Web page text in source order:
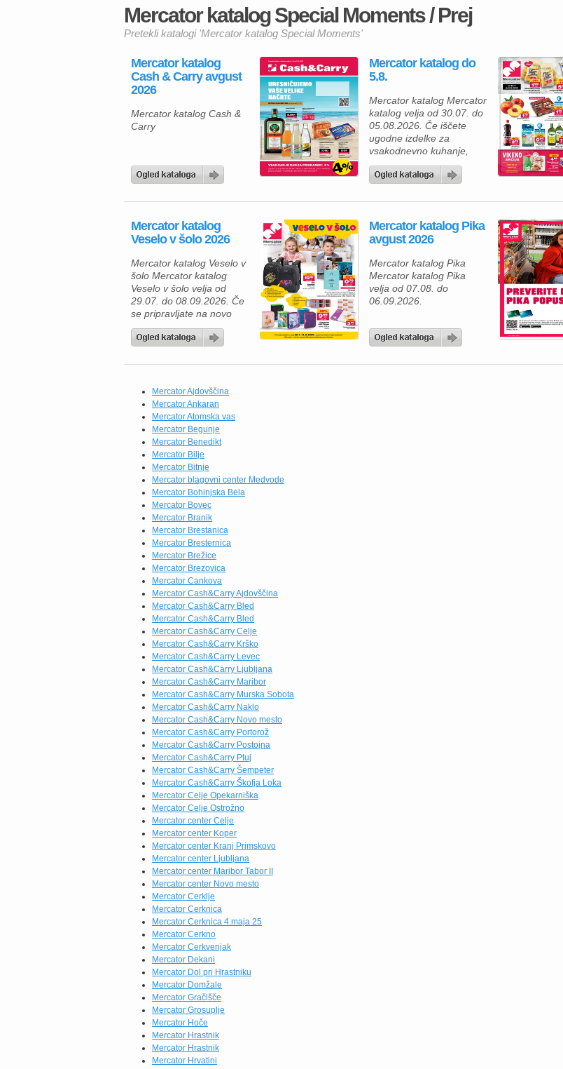
Mercator katalog Special Moments / Prej
Pretekli katalogi 'Mercator katalog Special Moments'
Mercator katalog
Cash & Carry avgust
2026
Mercator katalog Cash &
Carry
Mercator katalog do
5.8.
Mercator katalog Mercator
katalog velja od 30.07. do
05.08.2026. Če iščete
ugodne izdelke za
vsakodnevno kuhanje,
osvežilne pijače in sveže
sadje ter zelenjavo, vas bo
Mercatorja zagotovo
od 30. julija do 5. avgusta
2026 lahko svojo
napolnite z izbranimi
izdelki po odličnih cenah in
si pripravite okusne […]
Mercator katalog
Veselo v šolo 2026
Mercator katalog Veselo v
šolo Mercator katalog
Veselo v šolo velja od
29.07. do 08.09.2026. Če
se pripravljate na novo
šolsko leto, vas bo
aktualna ponudba
bogatim izborom
potrebščin po ugodnih
cenah. Ne glede na to, ali
opremljate prvošolca,
osnovnošolca ali dijaka,
boste našli vse, kar
potrebujete za uspešen
začetek […]
Mercator katalog Pika
avgust 2026
Mercator katalog Pika
Mercator katalog Pika
velja od 07.08. do
06.09.2026.
Mercator Ajdovščina
Mercator Ankaran
Mercator Atomska vas
Mercator Begunje
Mercator Benedikt
Mercator Bilje
Mercator Bitnje
Mercator blagovni center Medvode
Mercator Bohinjska Bela
Mercator Bovec
Mercator Branik
Mercator Brestanica
Mercator Bresternica
Mercator Brežice
Mercator Brezovica
Mercator Cankova
Mercator Cash&Carry Ajdovščina
Mercator Cash&Carry Bled
Mercator Cash&Carry Bled
Mercator Cash&Carry Celje
Mercator Cash&Carry Krško
Mercator Cash&Carry Levec
Mercator Cash&Carry Ljubljana
Mercator Cash&Carry Maribor
Mercator Cash&Carry Murska Sobota
Mercator Cash&Carry Naklo
Mercator Cash&Carry Novo mesto
Mercator Cash&Carry Portorož
Mercator Cash&Carry Postojna
Mercator Cash&Carry Ptuj
Mercator Cash&Carry Šempeter
Mercator Cash&Carry Škofja Loka
Mercator Celje Opekarniška
Mercator Celje Ostrožno
Mercator center Celje
Mercator center Koper
Mercator center Kranj Primskovo
Mercator center Ljubljana
Mercator center Maribor Tabor II
Mercator center Novo mesto
Mercator Cerklje
Mercator Cerknica
Mercator Cerknica 4.maja 25
Mercator Cerkno
Mercator Cerkvenjak
Mercator Dekani
Mercator Dol pri Hrastniku
Mercator Domžale
Mercator Gračišče
Mercator Grosuplje
Mercator Hoče
Mercator Hrastnik
Mercator Hrastnik
Mercator Hrvatini